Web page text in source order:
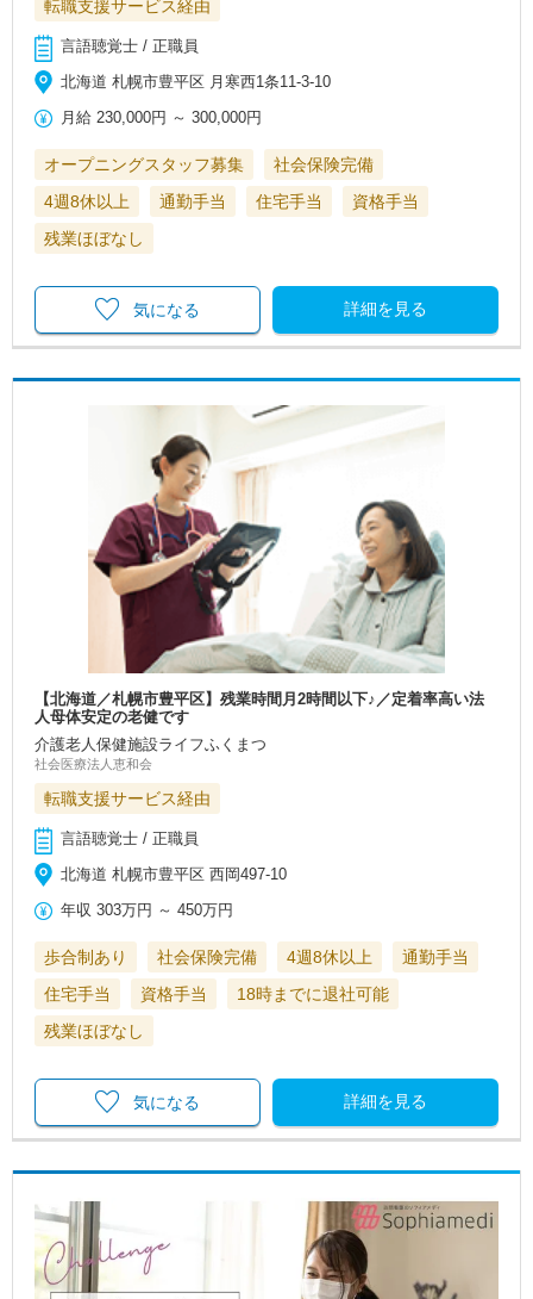
転職支援サービス経由
言語聴覚士 / 正職員
北海道 札幌市豊平区 月寒西1条11‐3-10
月給 230,000円 ～300,000円
オープニングスタッフ募集
社会保険完備
4週8休以上
通勤手当 住宅手当
資格手当
残業ほぼなし
詳細を見る
気になる
【北海道／札幌市豊平区】残業時間月2時間以下♪／定着率高い法
人母体安定の老健です
介護老人保健施設ライフふくまつ
社会医療法人恵和会
転職支援サービス経由
言語聴覚士 / 正職員
北海道 札幌市豊平区 西岡497-10
年収 303万円 ～450万円
歩合制あり 社会保険完備 4週8休以上
通勤手当
住宅手当
資格手当
18時までに退社可能
残業ほぼなし
詳細を見る
気になる